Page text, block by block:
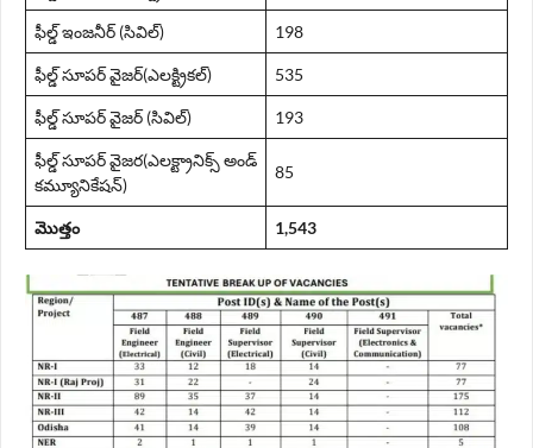
ఫీల్డ్ ఇంజనీర్ (సివిల్) 198
ఫీల్డ్ సూపర్ వైజర్(ఎలక్ట్రికల్) 535
ఫీల్డ్ సూపర్ వైజర్ (సివిల్) 193
ఫీల్డ్ సూపర్ వైజర(ఎలక్ట్రానిక్స్ అండ్
కమ్యూనికేషన్)
85
మొత్తం 1,543